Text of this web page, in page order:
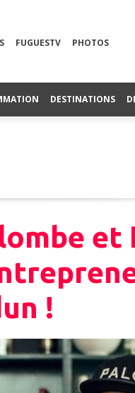
FUGUESTV PHOTOS
DESTINATIONS
et
!